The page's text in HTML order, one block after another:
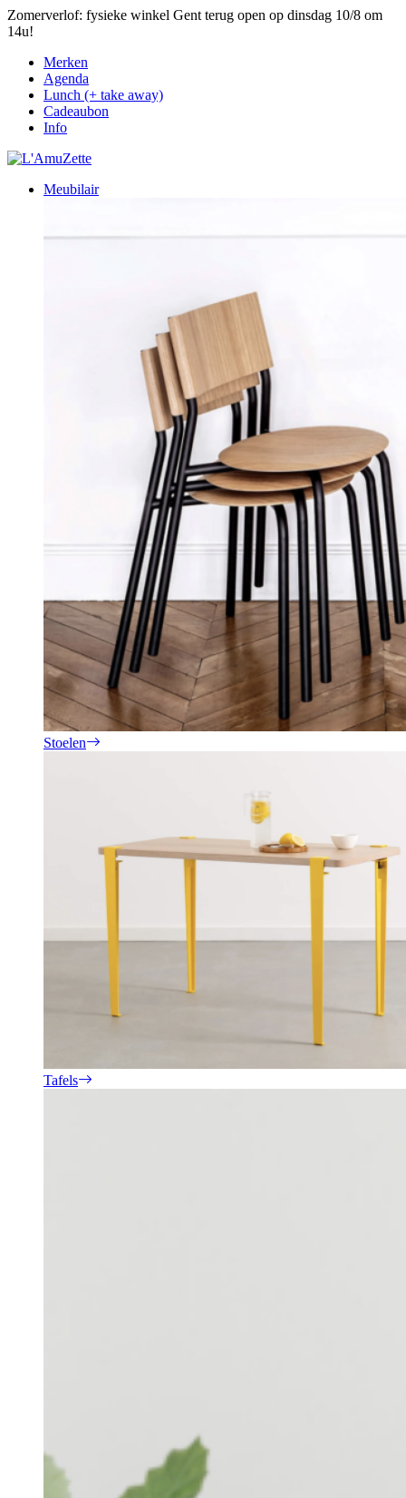
Zomerverlof: fysieke winkel Gent terug open op dinsdag 10/8 om
14u!
Merken
Agenda
Lunch (+ take away)
Cadeaubon
Info
Meubilair
Stoelen
Tafels